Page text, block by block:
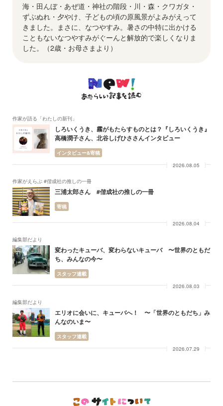
海・田んぼ・あぜ道・神社の階段・川・森・クワガタ・
ずぶぬれ・夕やけ、子どもの頃の原風景がよみがえって
きました。まさに、なつやすみ。暑さの中特に出かける
こともないなつやすみがぐーんと解放的で楽しくなりま
した。（2歳・お母さまより）
作家が語る「わたしの新刊」
しろいくうき、霧がもたらすものとは？『しろいくうき』
高橋潤子さん、北谷しげひささんインタビュー
インタビュー&寄稿
2026.08.05
作家がえらぶ #偕成社の推しの一冊
三浦太郎さん #偕成社の推しの一冊
寄稿
2026.08.04
編集部だより
変わったキューバ、変わらないキューバ 〜世界のともだ
ち、みんなの今〜
スタッフ連載
2026.08.03
編集部だより
エリオに会いに、キューバへ！ 〜「世界のともだち」み
んなのいま〜
スタッフ連載
2026.07.29